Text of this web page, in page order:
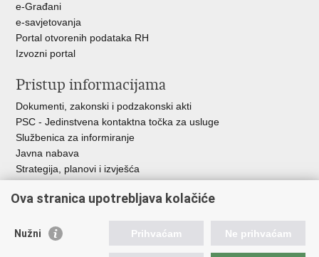
e-Građani
e-savjetovanja
Portal otvorenih podataka RH
Izvozni portal
Pristup informacijama
Dokumenti, zakonski i podzakonski akti
PSC - Jedinstvena kontaktna točka za usluge
Službenica za informiranje
Javna nabava
Strategija, planovi i izvješća
Korisne poveznice
Ova stranica upotrebljava kolačiće
Nužni Prihvaćam Ne prihvaćam